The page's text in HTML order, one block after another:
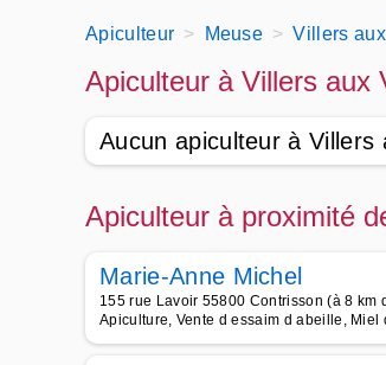
Apiculteur Meuse Villers
Apiculteur à Villers aux
Aucun apiculteur à Villers
Apiculteur à proximité
Marie-Anne Michel
155 rue Lavoir 55800 Contrisson (à 8 km
Apiculture, Vente d essaim d abeille,